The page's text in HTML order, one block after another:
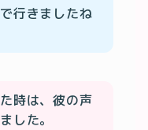
行きましたね
時は、彼の声
した。